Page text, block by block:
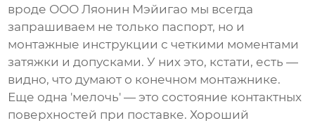
вроде ООО Ляонин Мэйигао мы всегда
запрашиваем не только паспорт, но и
монтажные инструкции с четкими моментами
затяжки и допусками. У них это, кстати, есть —
видно, что думают о конечном монтажнике.
Еще одна 'мелочь' — это состояние контактных
поверхностей при поставке. Хороший